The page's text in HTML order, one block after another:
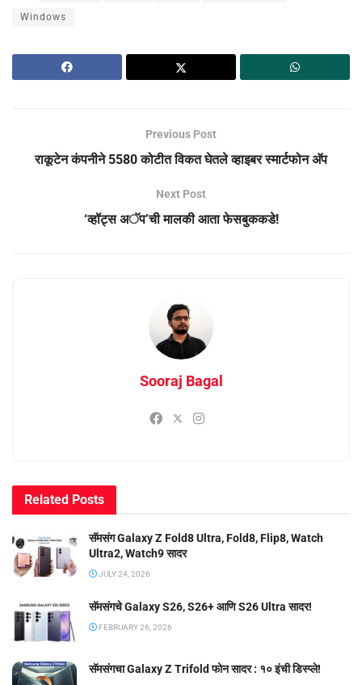
Windows
Previous Post
राकूटेन कंपनीने 5580 कोटीत विकत घेतले व्हाइबर स्मार्टफोन अ‍ॅप
Next Post
‘व्हॉट्स अॅप’ची मालकी आता फेसबुककडे!
Sooraj Bagal
Related Posts
सॅमसंग Galaxy Z Fold8 Ultra, Fold8, Flip8, Watch
Ultra2, Watch9 सादर
JULY 24, 2026
सॅमसंगचे Galaxy S26, S26+ आणि S26 Ultra सादर!
FEBRUARY 26, 2026
सॅमसंगचा Galaxy Z Trifold फोन सादर : १० इंची डिस्प्ले!